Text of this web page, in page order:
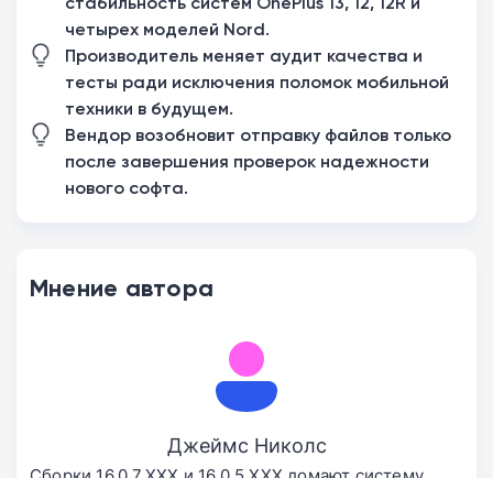
четырех моделей Nord.
Производитель меняет аудит качества и
тесты ради исключения поломок мобильной
техники в будущем.
Вендор возобновит отправку файлов только
после завершения проверок надежности
нового софта.
Мнение автора
Джеймс Николс